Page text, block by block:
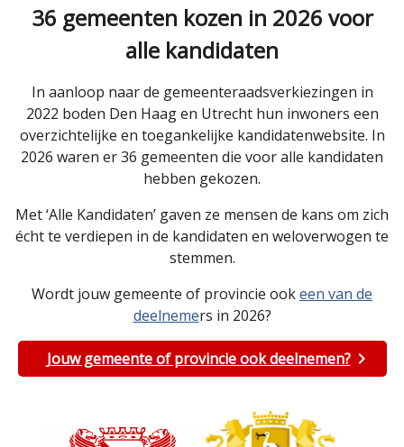
36 gemeenten kozen in 2026 voor
alle kandidaten
In aanloop naar de gemeenteraadsverkiezingen in
2022 boden Den Haag en Utrecht hun inwoners een
overzichtelijke en toegankelijke kandidatenwebsite. In
2026 waren er 36 gemeenten die voor alle kandidaten
hebben gekozen.
Met ‘Alle Kandidaten’ gaven ze mensen de kans om zich
écht te verdiepen in de kandidaten en weloverwogen te
stemmen.
Wordt jouw gemeente of provincie ookeen van de
deelnemers in 2026?
Jouw gemeente of provincie ook deelnemen?